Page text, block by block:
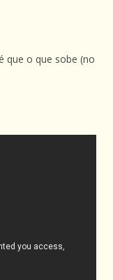
que o que sobe (no